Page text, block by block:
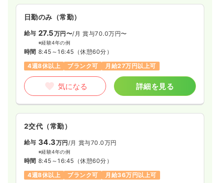
も対応します。
日勤のみ（常勤）
給与 27.5万円〜/月 賞与70.0万円〜
※経験4年の例
時間 8:45～16:45 （休憩60分）
4週8休以上
ブランク可 月給27万円以上可
気になる 詳細を見る
2交代（常勤）
給与 34.3万円/月 賞与70.0万円
※経験4年の例
時間 8:45～16:45 （休憩60分）
4週8休以上
ブランク可 月給36万円以上可